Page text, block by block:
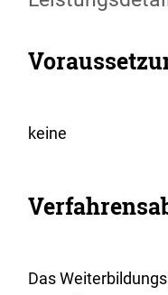
keine
Das